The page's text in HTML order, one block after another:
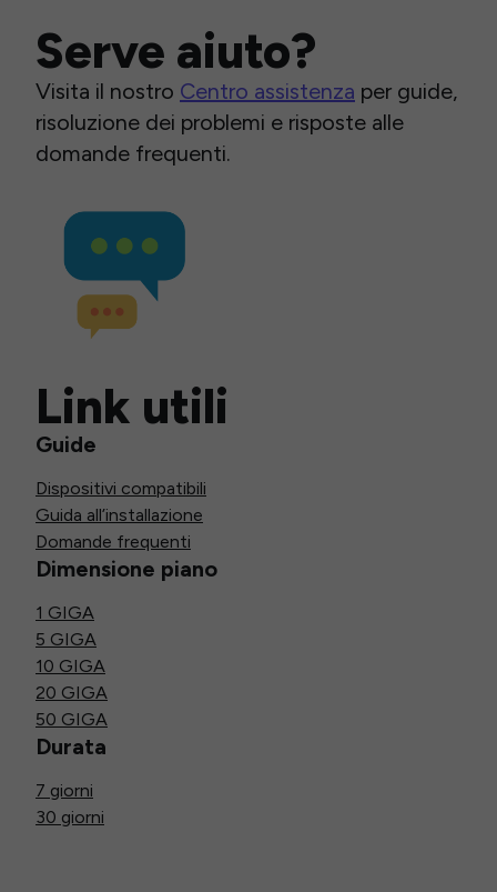
Serve aiuto?
Visita il nostro Centro assistenza per guide,
risoluzione dei problemi e risposte alle
domande frequenti.
Link utili
Guide
Dispositivi compatibili
Guida all’installazione
Domande frequenti
Dimensione piano
1 GIGA
5 GIGA
10 GIGA
20 GIGA
50 GIGA
Durata
7 giorni
30 giorni